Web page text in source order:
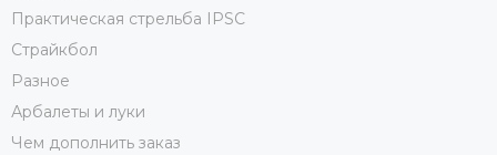
Практическая стрельба IPSC
Страйкбол
Разное
Арбалеты и луки
Чем дополнить заказ